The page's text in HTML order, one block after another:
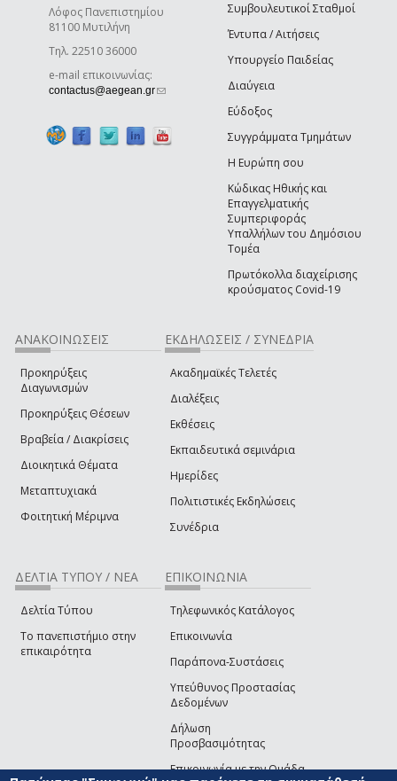
Λόφος Πανεπιστημίου
81100 Μυτιλήνη
Τηλ. 22510 36000
e-mail επικοινωνίας:
contactus@aegean.gr(link sends e-mail)
Συμβουλευτικοί Σταθμοί
Έντυπα / Αιτήσεις
Υπουργείο Παιδείας
Διαύγεια
Εύδοξος
Συγγράμματα Τμημάτων
Η Ευρώπη σου
Κώδικας Ηθικής και
Επαγγελματικής
Συμπεριφοράς
Υπαλλήλων του Δημόσιου
Τομέα
Πρωτόκολλα διαχείρισης
κρούσματος Covid-19
ΑΝΑΚΟΙΝΩΣΕΙΣ
Προκηρύξεις
Διαγωνισμών
Προκηρύξεις Θέσεων
Βραβεία / Διακρίσεις
Διοικητικά Θέματα
Μεταπτυχιακά
Φοιτητική Μέριμνα
ΕΚΔΗΛΩΣΕΙΣ / ΣΥΝΕΔΡΙΑ
Ακαδημαϊκές Τελετές
Διαλέξεις
Εκθέσεις
Εκπαιδευτικά σεμινάρια
Ημερίδες
Πολιτιστικές Εκδηλώσεις
Συνέδρια
ΔΕΛΤΙΑ ΤΥΠΟΥ / ΝΕΑ
Δελτία Τύπου
Το πανεπιστήμιο στην
επικαιρότητα
ΕΠΙΚΟΙΝΩΝΙΑ
Τηλεφωνικός Κατάλογος
Επικοινωνία
Παράπονα-Συστάσεις
Υπεύθυνος Προστασίας
Δεδομένων
Δήλωση
Προσβασιμότητας
Επικοινωνία με την Ομάδα